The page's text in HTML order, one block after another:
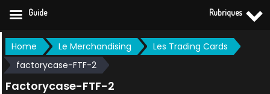
Skip
to
content
Home Le Merchandising
Les Trading Cards
factorycase-FTF-2
Factorycase-FTF-2
Guide Rubriques